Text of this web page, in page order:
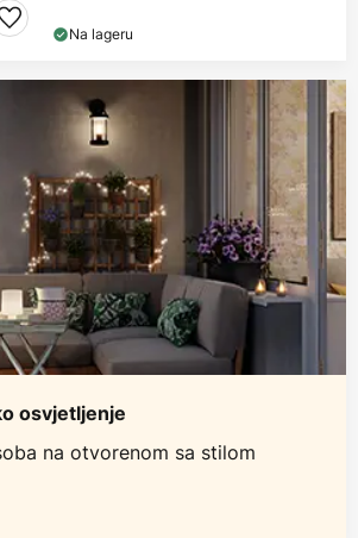
Na lageru
osvjetljenje
na otvorenom sa stilom